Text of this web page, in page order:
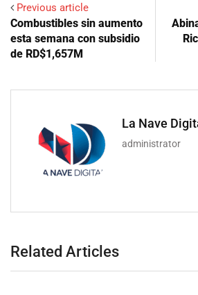
Previous article
Combustibles sin aumento
esta semana con subsidio
de RD$1,657M
La Nave
administrator
Related Articles